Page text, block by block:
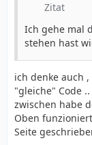
Zitat
Ich gehe mal
stehen hast
ich denke auch
"gleiche" Code
zwischen habe
Oben
Seite